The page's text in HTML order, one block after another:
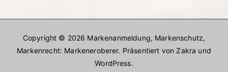
Copyright © 2026 Markenanmeldung, Markenschutz,
Markenrecht: Markeneroberer. Präsentiert vonZakra und
WordPress.